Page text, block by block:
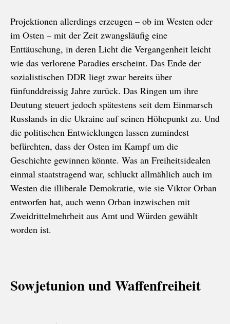
Projektionen allerdings erzeugen – ob im Westen oder
im Osten – mit der Zeit zwangsläufig eine
Enttäuschung, in deren Licht die Vergangenheit leicht
wie das verlorene Paradies erscheint. Das Ende der
sozialistischen DDR liegt zwar bereits über
fünfunddreissig Jahre zurück. Das Ringen um ihre
Deutung steuert jedoch spätestens seit dem Einmarsch
Russlands in die Ukraine auf seinen Höhepunkt zu. Und
die politischen Entwicklungen lassen zumindest
befürchten, dass der Osten im Kampf um die
Geschichte gewinnen könnte. Was an Freiheitsidealen
einmal staatstragend war, schluckt allmählich auch im
Westen die illiberale Demokratie, wie sie Viktor Orban
entworfen hat, auch wenn Orban inzwischen mit
Zweidrittelmehrheit aus Amt und Würden gewählt
worden ist.
Sowjetunion und Waffenfreiheit